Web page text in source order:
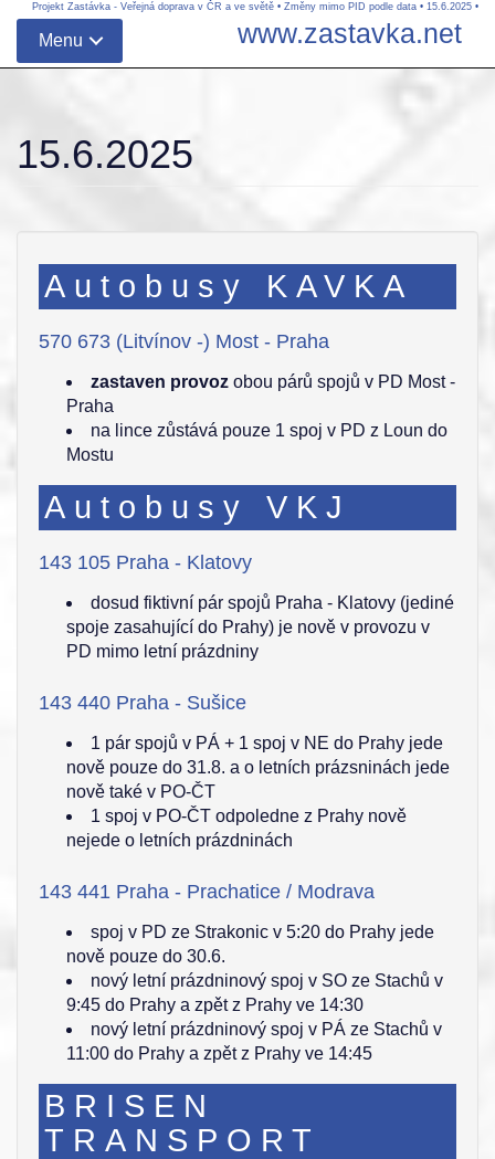
Projekt Zastávka - Veřejná doprava v ČR a ve světě • Změny mimo PID podle data • 15.6.2025 •
Menu www.zastavka.net
15.6.2025
Autobusy KAVKA
570 673 (Litvínov -) Most - Praha
zastaven provoz obou párů spojů v PD Most -
Praha
na lince zůstává pouze 1 spoj v PD z Loun do
Mostu
Autobusy VKJ
143 105 Praha - Klatovy
dosud fiktivní pár spojů Praha - Klatovy (jediné
spoje zasahující do Prahy) je nově v provozu v
PD mimo letní prázdniny
143 440 Praha - Sušice
1 pár spojů v PÁ + 1 spoj v NE do Prahy jede
nově pouze do 31.8. a o letních prázsninách jede
nově také v PO-ČT
1 spoj v PO-ČT odpoledne z Prahy nově
nejede o letních prázdninách
143 441 Praha - Prachatice / Modrava
spoj v PD ze Strakonic v 5:20 do Prahy jede
nově pouze do 30.6.
nový letní prázdninový spoj v SO ze Stachů v
9:45 do Prahy a zpět z Prahy ve 14:30
nový letní prázdninový spoj v PÁ ze Stachů v
11:00 do Prahy a zpět z Prahy ve 14:45
BRISEN
TRANSPORT